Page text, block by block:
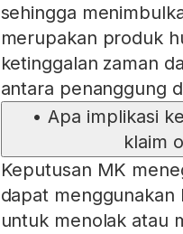
sehingga
merupakan produk
ketinggalan zaman
antara penanggung
• Apa implikasi
klaim
Keputusan MK
dapat menggunakan
untuk menolak atau